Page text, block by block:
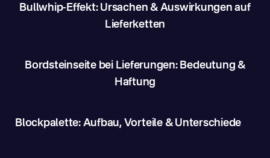
Bullwhip-Effekt: Ursachen & Auswirkungen auf
Lieferketten
Bordsteinseite bei Lieferungen: Bedeutung &
Haftung
Blockpalette: Aufbau, Vorteile & Unterschiede